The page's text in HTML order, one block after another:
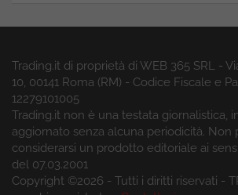
Trading.it di proprietà di WEB 365 SRL -
10, 00141 Roma (RM) - Codice Fiscale e
12279101005
Trading.it non è una testata giornalistica,
aggiornato senza alcuna periodicità. Non
considerarsi un prodotto editoriale ai
del 07.03.2001
Copyright ©2026 - Tutti i diritti riservati -